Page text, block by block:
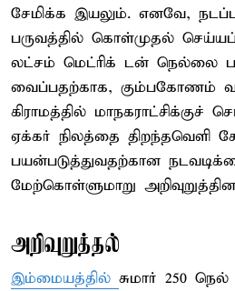
சேமிக்க இயலும். எனவே,
பருவத்தில் கொள்முதல்
லட்சம் மெட்ரிக் டன் நெல்லை
வைப்பதற்காக, கும்பகோணம்
கிராமத்தில் மாநகராட்சிக்குச்
ஏக்கர் நிலத்தை திறந்தவெளி
பயன்படுத்துவதற்கான
மேற்கொள்ளுமாறு
அறிவுறுத்தல்
இம்மையத்தில் சுமார் 250